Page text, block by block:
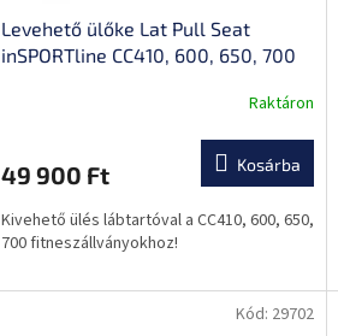
Levehető ülőke Lat Pull Seat
inSPORTline CC410, 600, 650, 700
Raktáron
49 900 Ft Kosárba
Kivehető ülés lábtartóval a CC410, 600, 650,
700 fitneszállványokhoz!
Kód: 29702